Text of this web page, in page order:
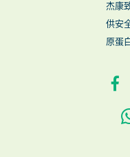
杰康
供安
原蛋